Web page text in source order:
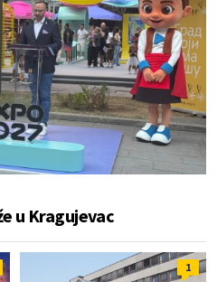
u Kragujevac
1